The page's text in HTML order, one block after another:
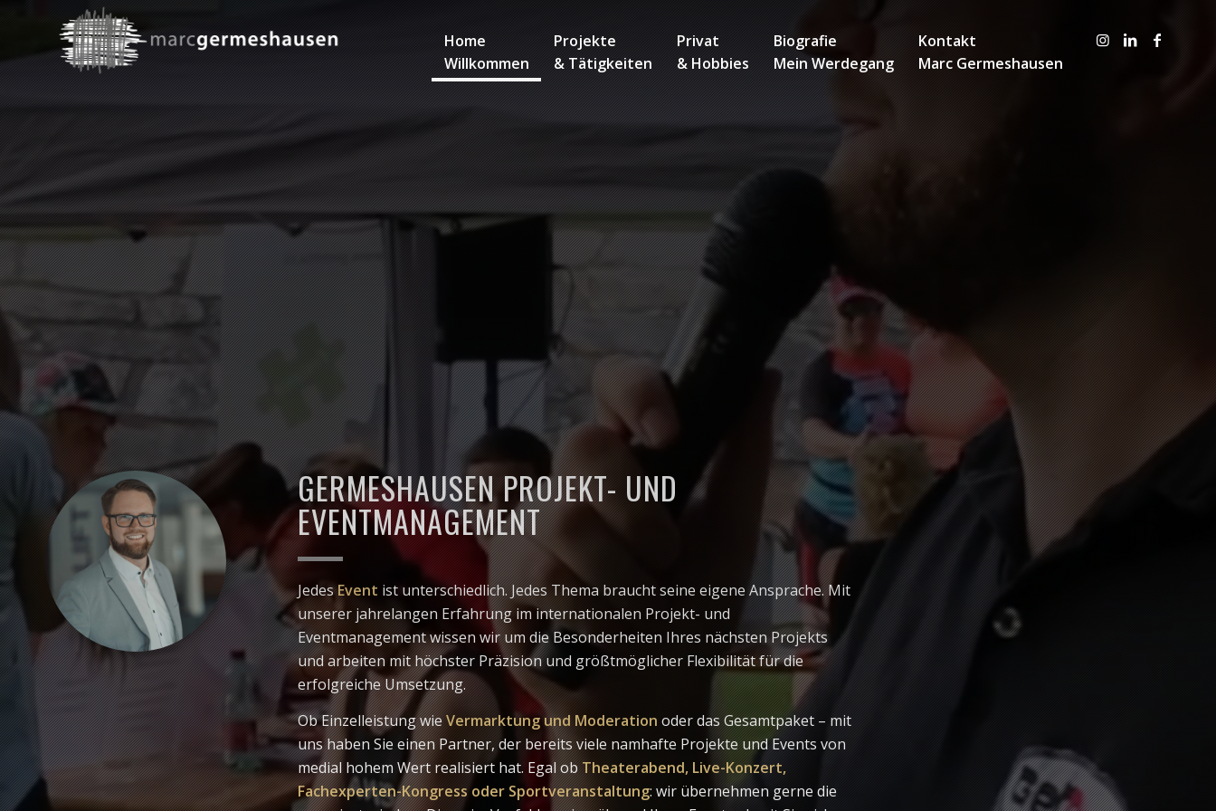
Home
Willkommen
Projekte
& Tätigkeiten
Privat
& Hobbies
Biografie
Mein Werdegang
Kontakt
Marc Germeshausen
GERMESHAUSEN PROJEKT- UND
EVENTMANAGEMENT
JedesEvent ist unterschiedlich. Jedes Thema braucht seine eigene Ansprache. Mit
unserer jahrelangen Erfahrung im internationalen Projekt- und
Eventmanagement wissen wir um die Besonderheiten Ihres nächsten Projekts
und arbeiten mit höchster Präzision und größtmöglicher Flexibilität für die
erfolgreiche Umsetzung.
Ob Einzelleistung wieVermarktung und Moderation oder das Gesamtpaket – mit
uns haben Sie einen Partner, der bereits viele namhafte Projekte und Events von
medial hohem Wert realisiert hat. Egal obTheaterabend, Live-Konzert,
Fachexperten-Kongress oder Sportveranstaltung: wir übernehmen gerne die